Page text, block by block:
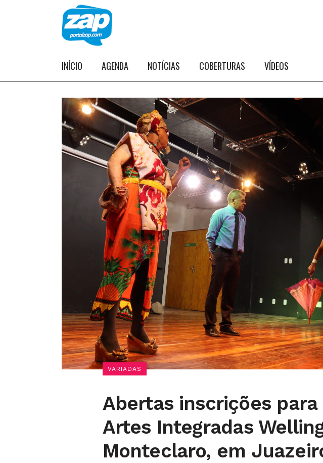
INÍCIO AGENDA NOTÍCIAS COBERTURAS VÍDEOS
VARIADAS
Abertas inscrições para
Artes Integradas
Monteclaro, em